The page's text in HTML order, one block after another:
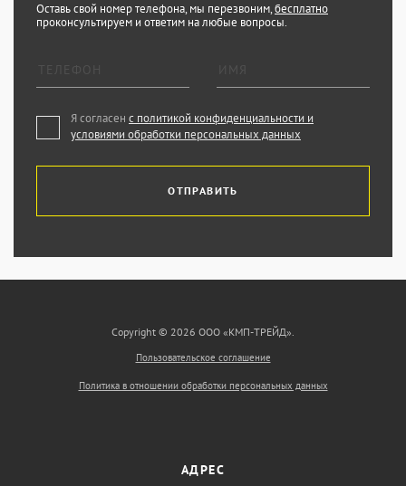
Оставь свой номер телефона, мы перезвоним,бесплатно
проконсультируем и ответим на любые вопросы.
Я согласен с политикой конфиденциальности и
условиями обработки персональных данных
ОТПРАВИТЬ
Copyright © 2026 ООО «КМП-ТРЕЙД».
Пользовательское соглашение
Политика в отношении обработки персональных данных
АДРЕС